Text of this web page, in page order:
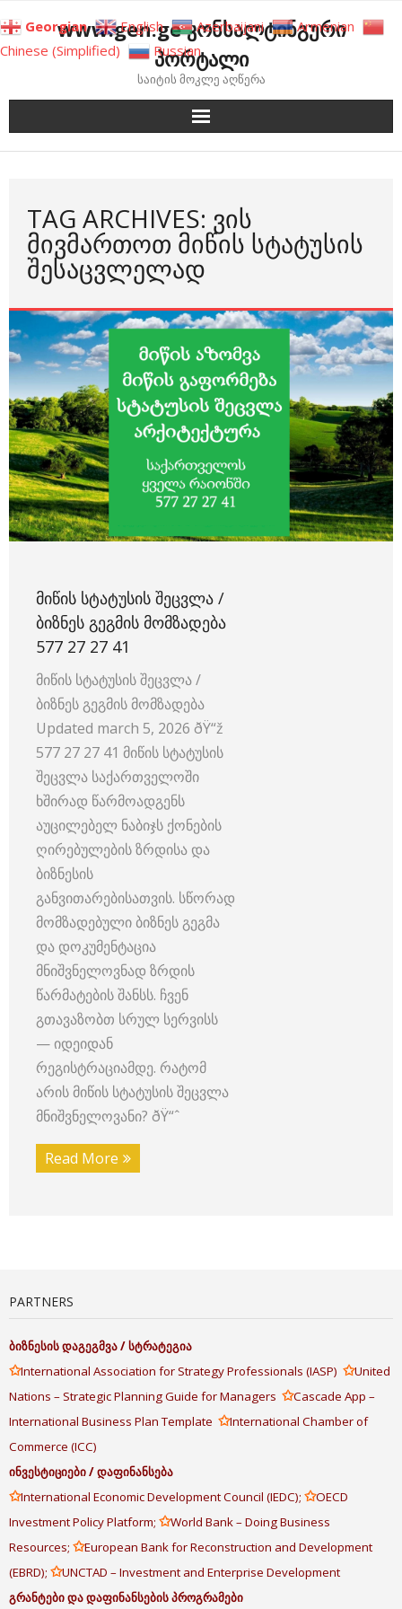
to
content
www.gen.ge კონსალტინგური
პორტალი
საიტის მოკლე აღწერა
TAG ARCHIVES: ᲕᲘᲡ
ᲛᲘᲕᲛᲐᲠᲗᲝᲗ ᲛᲘᲬᲘᲡ ᲡᲢᲐᲢᲣᲡᲘᲡ
ᲨᲔᲡᲐᲪᲕᲚᲔᲚᲐᲓ
ᲛᲘᲬᲘᲡ ᲡᲢᲐᲢᲣᲡᲘᲡ ᲨᲔᲪᲕᲚᲐ /
ᲑᲘᲖᲜᲔᲡ ᲒᲔᲒᲛᲘᲡ ᲛᲝᲛᲖᲐᲓᲔᲑᲐ
577 27 27 41
მიწის სტატუსის შეცვლა /
ბიზნეს გეგმის მომზადება ️
Updated march 5, 2026 ðŸ“ž
577 27 27 41 მიწის სტატუსის
შეცვლა საქართველოში
ხშირად წარმოადგენს
აუცილებელ ნაბიჯს ქონების
ღირებულების ზრდისა და
ბიზნესის
განვითარებისათვის. სწორად
მომზადებული ბიზნეს გეგმა
და დოკუმენტაცია
მნიშვნელოვნად ზრდის
წარმატების შანსს. ჩვენ
გთავაზობთ სრულ სერვისს
— იდეიდან
რეგისტრაციამდე. რატომ
არის მიწის სტატუსის შეცვლა
მნიშვნელოვანი? ðŸ“ˆ
Read More
PARTNERS
ბიზნესისდაგეგმვა/სტრატეგია
✩International Association for Strategy Professionals (IASP) ✩United
Nations – Strategic Planning Guide for Managers ✩Cascade App –
International Business Plan Template ✩International Chamber of
Commerce (ICC)
ინვესტიციები/დაფინანსება
✩International Economic Development Council (IEDC); ✩OECD
Investment Policy Platform; ✩World Bank – Doing Business
Resources; ✩European Bank for Reconstruction and Development
(EBRD); ✩UNCTAD – Investment and Enterprise Development
გრანტებიდადაფინანსებისპროგრამები
Georgian English Azerbaijani
Armenian
Chinese (Simplified)
Russian